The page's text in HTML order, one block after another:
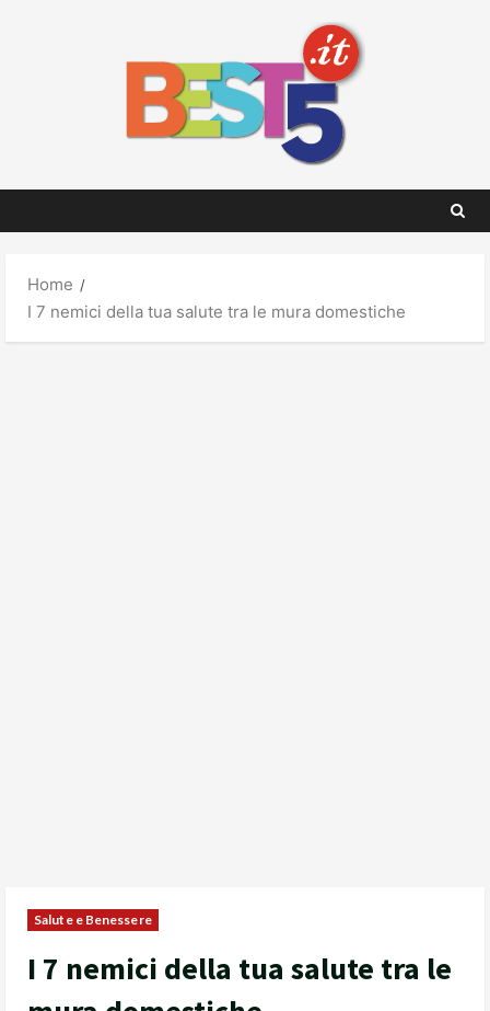
Home
I 7 nemici della tua salute tra le mura domestiche
Salute e Benessere
I 7 nemici della tua salute tra le